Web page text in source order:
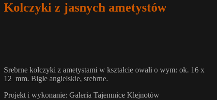
Kolczyki z jasnych ametystów
Srebrne kolczyki z ametystami w kształcie owali o wym: ok. 16 x
12 mm. Bigle angielskie, srebrne.
Projekt i wykonanie: Galeria Tajemnice Klejnotów